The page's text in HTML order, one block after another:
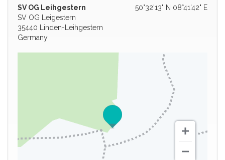
50°32'13" N 08°41'42" E
SV OG Leihgestern
SV OG Leigestern
35440 Linden-Leihgestern
Germany